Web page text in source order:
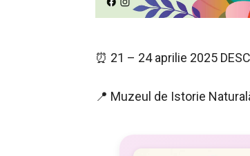
⏰ 21 – 24 aprilie 2025
📍 Muzeul de Istorie